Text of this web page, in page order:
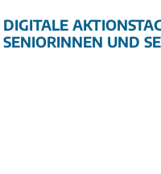
DIGITALE
SENIORINNEN UND